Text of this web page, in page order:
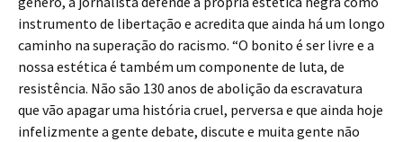
instrumento de libertação e acredita que ainda há um longo
caminho na superação do racismo. “O bonito é ser livre e a
nossa estética é também um componente de luta, de
resistência. Não são 130 anos de abolição da escravatura
que vão apagar uma história cruel, perversa e que ainda hoje
infelizmente a gente debate, discute e muita gente não